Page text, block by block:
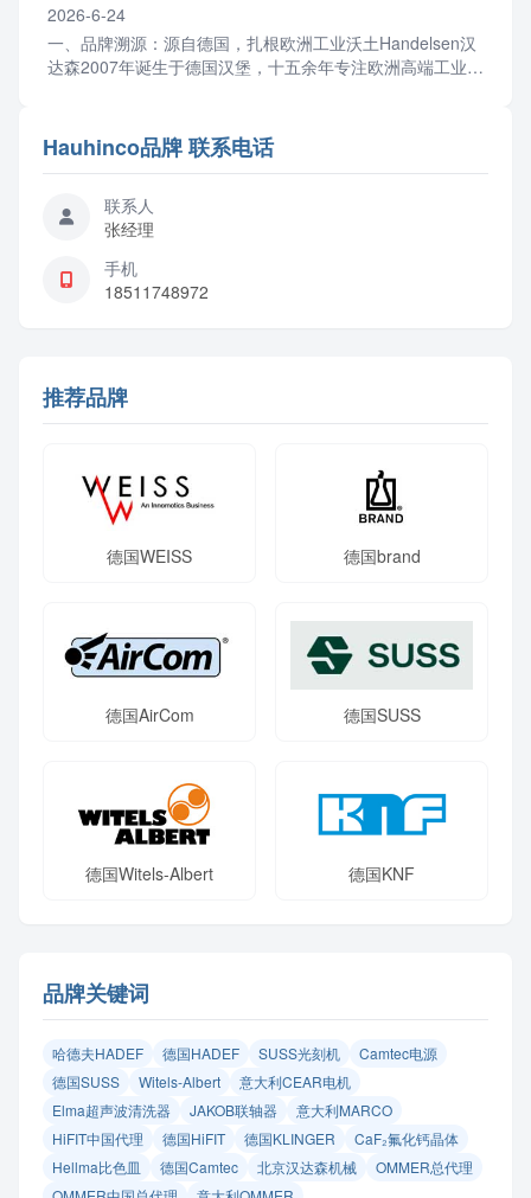
2026-6-24
一、品牌溯源：源自德国，扎根欧洲工业沃土Handelsen汉
达森2007年诞生于德国汉堡，十五余年专注欧洲高端工业零
Hauhinco品牌 联系电话
联系人
张经理
手机
18511748972
推荐品牌
德国WEISS 德国brand
德国AirCom 德国SUSS
德国Witels-Albert 德国KNF
品牌关键词
哈德夫HADEF 德国HADEF SUSS光刻机
Camtec电源
德国SUSS
Witels‑Albert
意大利CEAR电机
Elma超声波清洗器
JAKOB联轴器
意大利MARCO
HiFIT中国代理
德国HiFIT 德国KLINGER
CaF₂氟化钙晶体
Hellma比色皿
德国Camtec 北京汉达森机械
OMMER总代理